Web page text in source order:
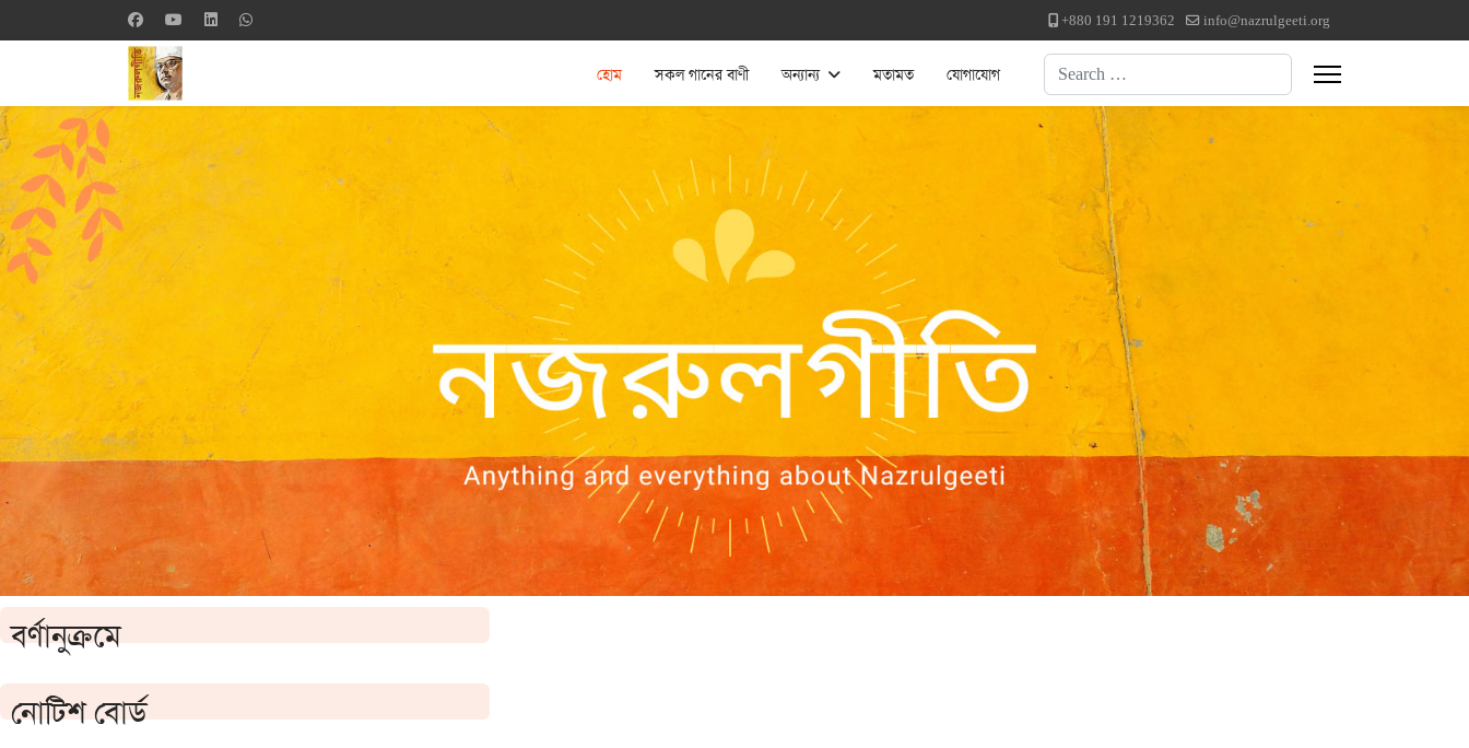
+880 191 1219362 info@nazrulgeeti.org
হোম সকল গানের বাণী অন্যান্য মতামত যোগাযোগ Search
বর্ণানুক্রমে
নোটিশ বোর্ড